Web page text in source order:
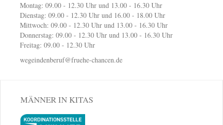
Montag: 09.00 - 12.30 Uhr und 13.00 - 16.30 Uhr
Dienstag: 09.00 - 12.30 Uhr und 16.00 - 18.00 Uhr
Mittwoch: 09.00 - 12.30 Uhr und 13.00 - 16.30 Uhr
Donnerstag: 09.00 - 12.30 Uhr und 13.00 - 16.30 Uhr
Freitag: 09.00 - 12.30 Uhr
wegeindenberuf@fruehe-chancen.de
MÄNNER IN KITAS